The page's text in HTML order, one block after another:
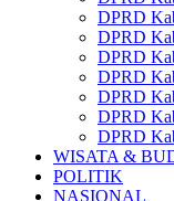
DPRD
DPRD
DPRD
DPRD
DPRD
DPRD
DPRD
WISATA &
POLITIK
NASIONAL